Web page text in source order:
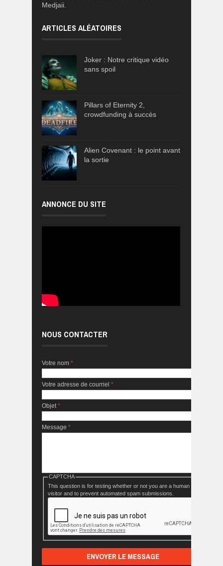
Medjaii.
ARTICLES ALÉATOIRES
Joker : Notre critique vidéo
sans spoil
Pillars of Eternity 2,
crowdfunding à succès
Alien Covenant : le point avant
la sortie
ANNONCE DU SITE
NOUS CONTACTER
Votre nom *
Votre adresse de courriel *
Objet*
Message *
CAPTCHA
This question is for testing whether or not you are a human
visitor and to prevent automated spam submissions.